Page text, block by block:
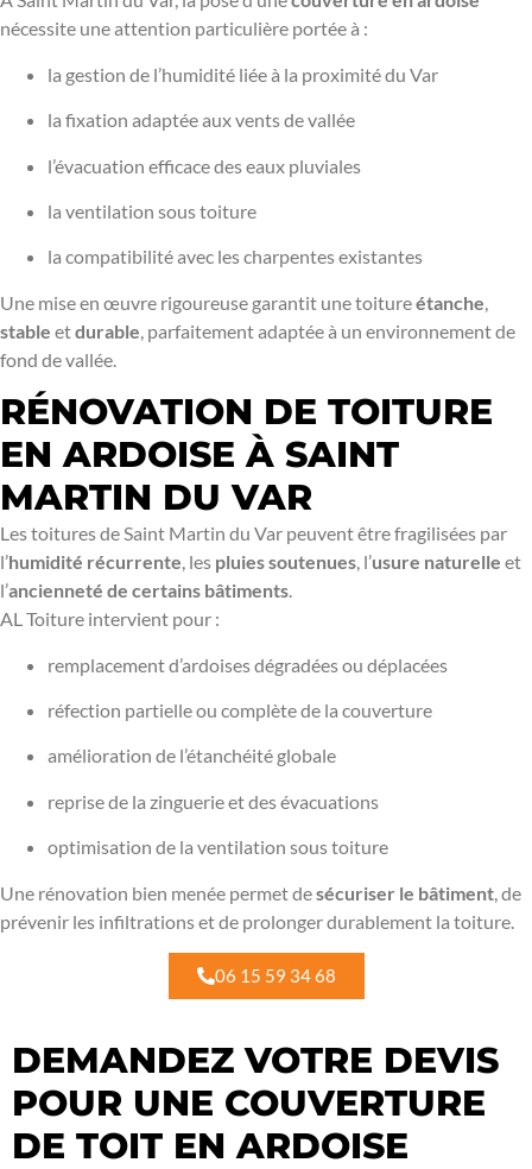
nécessite une attention particulière portée à :
la gestion de l’humidité liée à la proximité du Var
la fixation adaptée aux vents de vallée
l’évacuation efficace des eaux pluviales
la ventilation sous toiture
la compatibilité avec les charpentes existantes
Une mise en œuvre rigoureuse garantit une toitureétanche
stable etdurable , parfaitement adaptée à un environnement de
fond de vallée.
RÉNOVATION DE TOITURE
EN ARDOISE À SAINT
MARTIN DU VAR
Les toitures de Saint Martin du Var peuvent être fragilisées par
l’humidité récurrente, les pluies soutenues, l’usure naturelle et
l’ancienneté de certains bâtiments.
AL Toiture intervient pour :
remplacement d’ardoises dégradées ou déplacées
réfection partielle ou complète de la couverture
amélioration de l’étanchéité globale
reprise de la zinguerie et des évacuations
optimisation de la ventilation sous toiture
Une rénovation bien menée permet desécuriser le bâtiment , de
prévenir les infiltrations et de prolonger durablement la toiture.
06 15 59 34 68
DEMANDEZ VOTRE DEVIS
POUR UNE COUVERTURE
DE TOIT EN ARDOISE